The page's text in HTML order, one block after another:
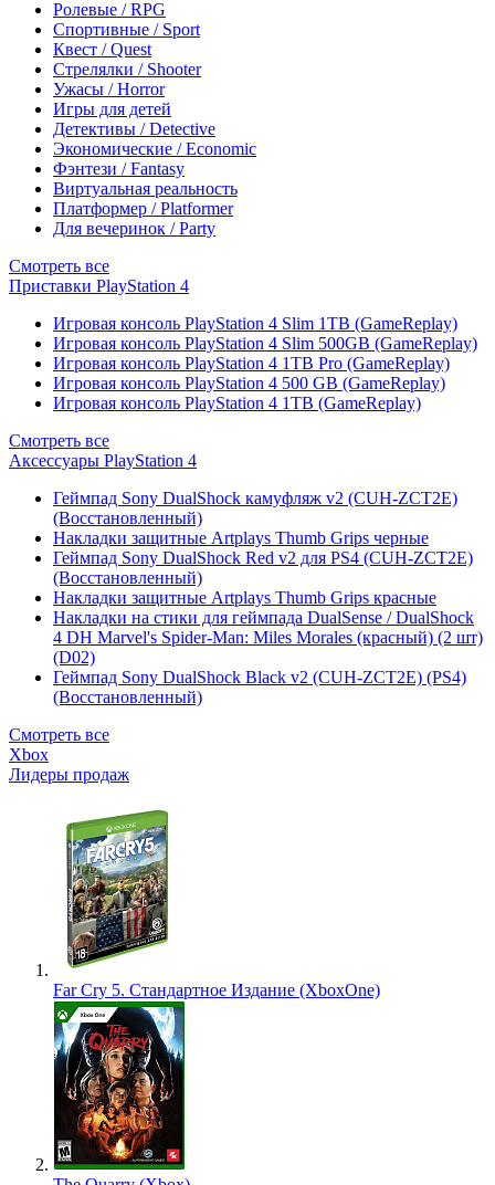
Ролевые / RPG
Спортивные / Sport
Квест / Quest
Стрелялки / Shooter
Ужасы / Horror
Игры для детей
Детективы / Detective
Экономические / Economic
Фэнтези / Fantasy
Виртуальная реальность
Платформер / Platformer
Для вечеринок / Party
Смотреть все
Приставки PlayStation 4
Игровая консоль PlayStation 4 Slim 1TB (GameReplay)
Игровая консоль PlayStation 4 Slim 500GB (GameReplay)
Игровая консоль PlayStation 4 1TB Pro (GameReplay)
Игровая консоль PlayStation 4 500 GB (GameReplay)
Игровая консоль PlayStation 4 1TB (GameReplay)
Смотреть все
Аксессуары PlayStation 4
Геймпад Sony DualShock камуфляж v2 (CUH-ZCT2E)
(Восстановленный)
Накладки защитные Artplays Thumb Grips черные
Геймпад Sony DualShock Red v2 для PS4 (CUH-ZCT2E)
(Восстановленный)
Накладки защитные Artplays Thumb Grips красные
Накладки на стики для геймпада DualSense / DualShock
4 DH Marvel's Spider-Man: Miles Morales (красный) (2 шт)
(D02)
Геймпад Sony DualShock Black v2 (CUH-ZCT2E) (PS4)
(Восстановленный)
Смотреть все
Xbox
Лидеры продаж
Far Cry 5. Стандартное Издание (XboxOne)